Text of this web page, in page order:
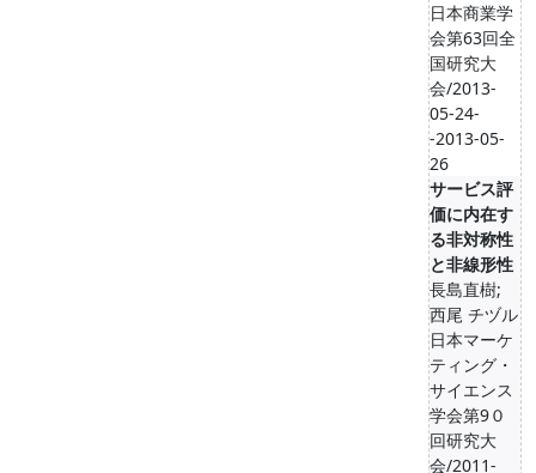
日本商業学
会第63回全
国研究大
会/2013-
05-24-
-2013-05-
26
サービス評
価に内在す
る非対称性
と非線形性
長島直樹;
西尾 チヅル
日本マーケ
ティング・
サイエンス
学会第9０
回研究大
会/2011-